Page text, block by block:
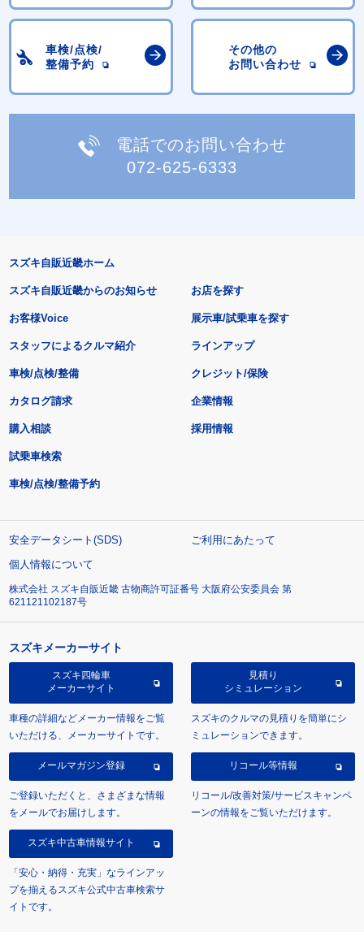
車検/点検/
整備予約
その他の
お問い合わせ
電話でのお問い合わせ
072-625-6333
スズキ自販近畿ホーム
スズキ自販近畿からのお知らせ
お客様Voice
スタッフによるクルマ紹介
お店を探す
展示車/試乗車を探す
ラインアップ
車検/点検/整備 クレジット/保険
カタログ請求
購入相談
試乗車検索
車検/点検/整備予約
企業情報
採用情報
安全データシート(SDS)
ご利用にあたって
個人情報について
株式会社 スズキ自販近畿 古物商許可証番号 大阪府公安委員会 第
621121102187号
スズキメーカーサイト
スズキ四輪車
メーカーサイト
車種の詳細などメーカー情報をご覧
いただける、メーカーサイトです。
見積り
シミュレーション
スズキのクルマの見積りを簡単にシ
ミュレーションできます。
メールマガジン登録
ご登録いただくと、さまざまな情報
をメールでお届けします。
リコール等情報
リコール/改善対策/サービスキャンペ
ーンの情報をご覧いただけます。
スズキ中古車情報サイト
「安心・納得・充実」なラインアッ
プを揃えるスズキ公式中古車検索サ
イトです。